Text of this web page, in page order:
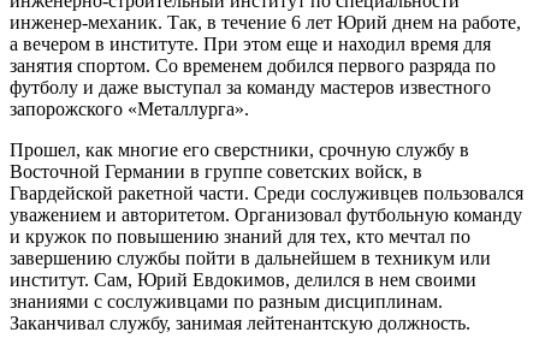
инженер-механик. Так, в течение 6 лет Юрий днем на работе,
а вечером в институте. При этом еще и находил время для
занятия спортом. Со временем добился первого разряда по
футболу и даже выступал за команду мастеров известного
запорожского «Металлурга».
Прошел, как многие его сверстники, срочную службу в
Восточной Германии в группе советских войск, в
Гвардейской ракетной части. Среди сослуживцев пользовался
уважением и авторитетом. Организовал футбольную команду
и кружок по повышению знаний для тех, кто мечтал по
завершению службы пойти в дальнейшем в техникум или
институт. Сам, Юрий Евдокимов, делился в нем своими
знаниями с сослуживцами по разным дисциплинам.
Заканчивал службу, занимая лейтенантскую должность.